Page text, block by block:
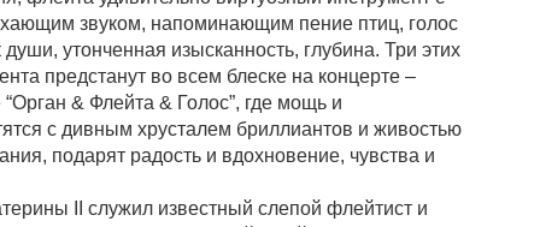
звуком, напоминающим пение птиц, голос
утонченная изысканность, глубина. Три этих
предстанут во всем блеске на концерте –
& Флейта & Голос”, где мощь и
с дивным хрусталем бриллиантов и живостью
подарят радость и вдохновение, чувства и
II служил известный слепой флейтист и